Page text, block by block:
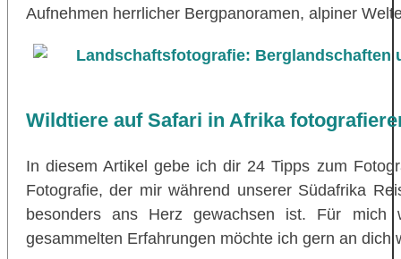
Aufnehmen herrlicher Bergpanoramen, alpiner
Wildtiere auf Safari in Afrika
In diesem Artikel gebe ich dir 24 Tipps zum
Fotografie, der mir während unserer Südafrika
besonders ans Herz gewachsen ist. Für mich
gesammelten Erfahrungen möchte ich gern an dich